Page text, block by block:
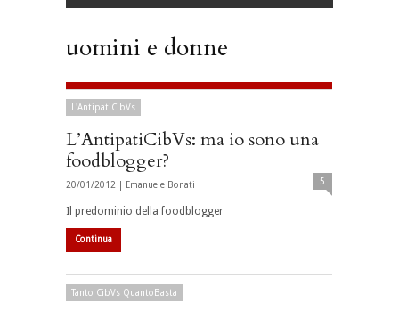
uomini e donne
L'AntipatiCibVs
L’AntipatiCibVs: ma io sono una
foodblogger?
20/01/2012 | Emanuele Bonati 5
Il predominio della foodblogger
Continua
Tanto CibVs QuantoBasta